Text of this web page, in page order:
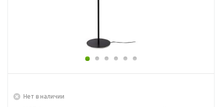
Нет в наличии